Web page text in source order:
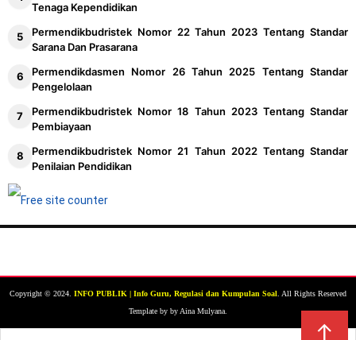
Tenaga Kependidikan
Permendikbudristek Nomor 22 Tahun 2023 Tentang Standar
Sarana Dan Prasarana
Permendikdasmen Nomor 26 Tahun 2025 Tentang Standar
Pengelolaan
Permendikbudristek Nomor 18 Tahun 2023 Tentang Standar
Pembiayaan
Permendikbudristek Nomor 21 Tahun 2022 Tentang Standar
Penilaian Pendidikan
Copyright © 2024. INFO PUBLIK | Info Guru, Regulasi dan Kumpulan Soal . All Rights Reserved
Template by by Aina Mulyana.
↑